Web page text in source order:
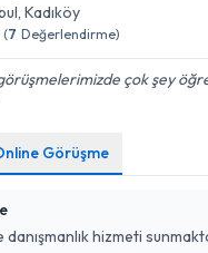
, Kadıköy
(7 Değerlendirme)
çok şey
Görüşme
hizmeti